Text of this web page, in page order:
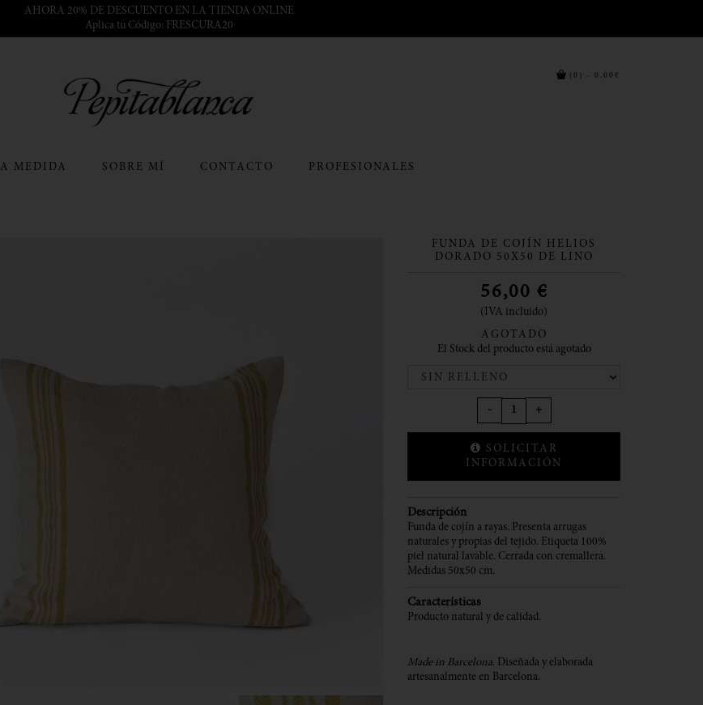
AHORA 20% DE DESCUENTO EN LA TIENDA ONLINE
Aplica tu Código: FRESCURA20
(0) - 0,00€
A MEDIDA SOBRE MÍ CONTACTO PROFESIONALES
FUNDA DE COJÍN HELIOS
DORADO 50X50 DE LINO
56,00 €
(IVA incluido)
AGOTADO
El Stock del producto está agotado
- +
SOLICITAR
INFORMACIÓN
Descripción
Funda de cojín a rayas. Presenta arrugas
naturales y propias del tejido. Etiqueta 100%
piel natural lavable. Cerrada con cremallera.
Medidas 50x50 cm.
Características
Producto natural y de calidad .
Made in Barcelona. Diseñada y elaborada
artesanalmente en Barcelona.